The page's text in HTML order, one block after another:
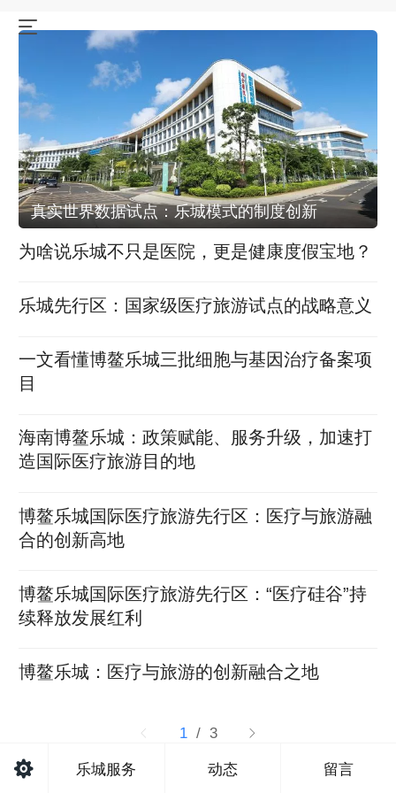
真实世界数据试点：乐城模式的制度创新
为啥说乐城不只是医院，更是健康度假宝地？
乐城先行区：国家级医疗旅游试点的战略意义
一文看懂博鳌乐城三批细胞与基因治疗备案项
目
海南博鳌乐城：政策赋能、服务升级，加速打
造国际医疗旅游目的地
博鳌乐城国际医疗旅游先行区：医疗与旅游融
合的创新高地
博鳌乐城国际医疗旅游先行区：“医疗硅谷”持
续释放发展红利
博鳌乐城：医疗与旅游的创新融合之地
1 / 3
乐城服务 动态 留言